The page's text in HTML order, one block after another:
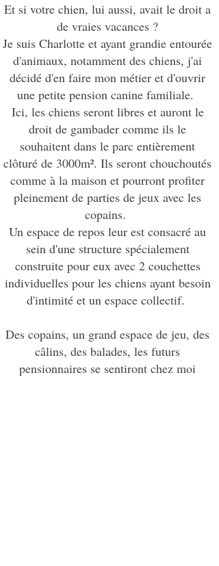
Et si votre chien, lui aussi, avait le droit a
de vraies vacances ?
Je suis Charlotte et ayant grandie entourée
d'animaux, notamment des chiens, j'ai
décidé d'en faire mon métier et d'ouvrir
une petite pension canine familiale.
Ici, les chiens seront libres et auront le
droit de gambader comme ils le
souhaitent dans le parc entièrement
clôturé de 3000m². Ils seront chouchoutés
comme à la maison et pourront profiter
pleinement de parties de jeux avec les
copains.
Un espace de repos leur est consacré au
sein d'une structure spécialement
construite pour eux avec 2 couchettes
individuelles pour les chiens ayant besoin
d'intimité et un espace collectif.
Des copains, un grand espace de jeu, des
câlins, des balades, les futurs
pensionnaires se sentiront chez moi